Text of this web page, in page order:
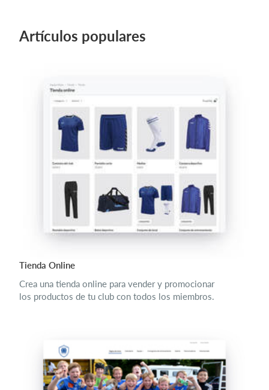
Artículos populares
Tienda Online
Crea una tienda online para vender y promocionar
los productos de tu club con todos los miembros.